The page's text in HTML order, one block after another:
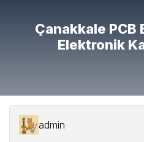
Çanakkale PCB
Elektronik
admin